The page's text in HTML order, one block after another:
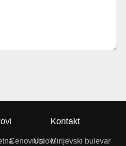
CenovniciUslovi
Kontakt
Mirijevski bulevar